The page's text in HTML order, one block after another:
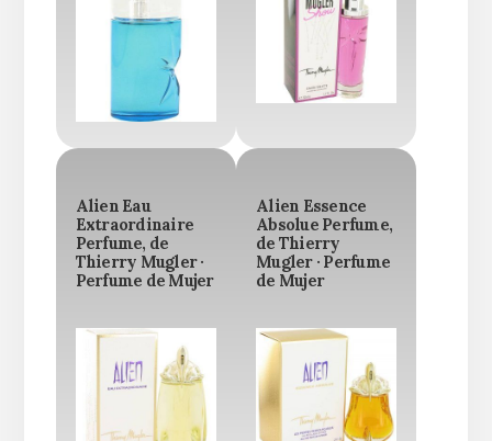
Alien Eau
Extraordinaire
Perfume, de
Thierry Mugler ·
Perfume de Mujer
Alien Essence
Absolue Perfume,
de Thierry
Mugler · Perfume
de Mujer